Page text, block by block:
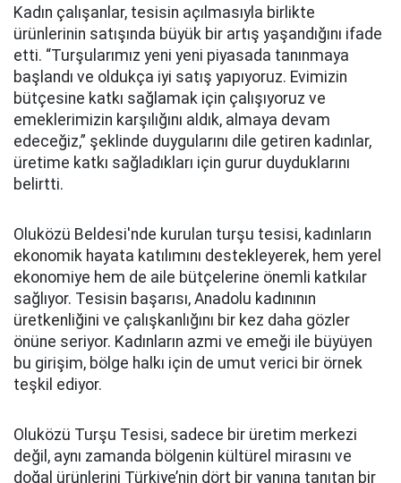
Kadın çalışanlar, tesisin açılmasıyla birlikte
ürünlerinin satışında büyük bir artış yaşandığını ifade
etti. “Turşularımız yeni yeni piyasada tanınmaya
başlandı ve oldukça iyi satış yapıyoruz. Evimizin
bütçesine katkı sağlamak için çalışıyoruz ve
emeklerimizin karşılığını aldık, almaya devam
edeceğiz,” şeklinde duygularını dile getiren kadınlar,
üretime katkı sağladıkları için gurur duyduklarını
belirtti.
Oluközü Beldesi'nde kurulan turşu tesisi, kadınların
ekonomik hayata katılımını destekleyerek, hem yerel
ekonomiye hem de aile bütçelerine önemli katkılar
sağlıyor. Tesisin başarısı, Anadolu kadınının
üretkenliğini ve çalışkanlığını bir kez daha gözler
önüne seriyor. Kadınların azmi ve emeği ile büyüyen
bu girişim, bölge halkı için de umut verici bir örnek
teşkil ediyor.
Oluközü Turşu Tesisi, sadece bir üretim merkezi
değil, aynı zamanda bölgenin kültürel mirasını ve
doğal ürünlerini Türkiye’nin dört bir yanına tanıtan bir